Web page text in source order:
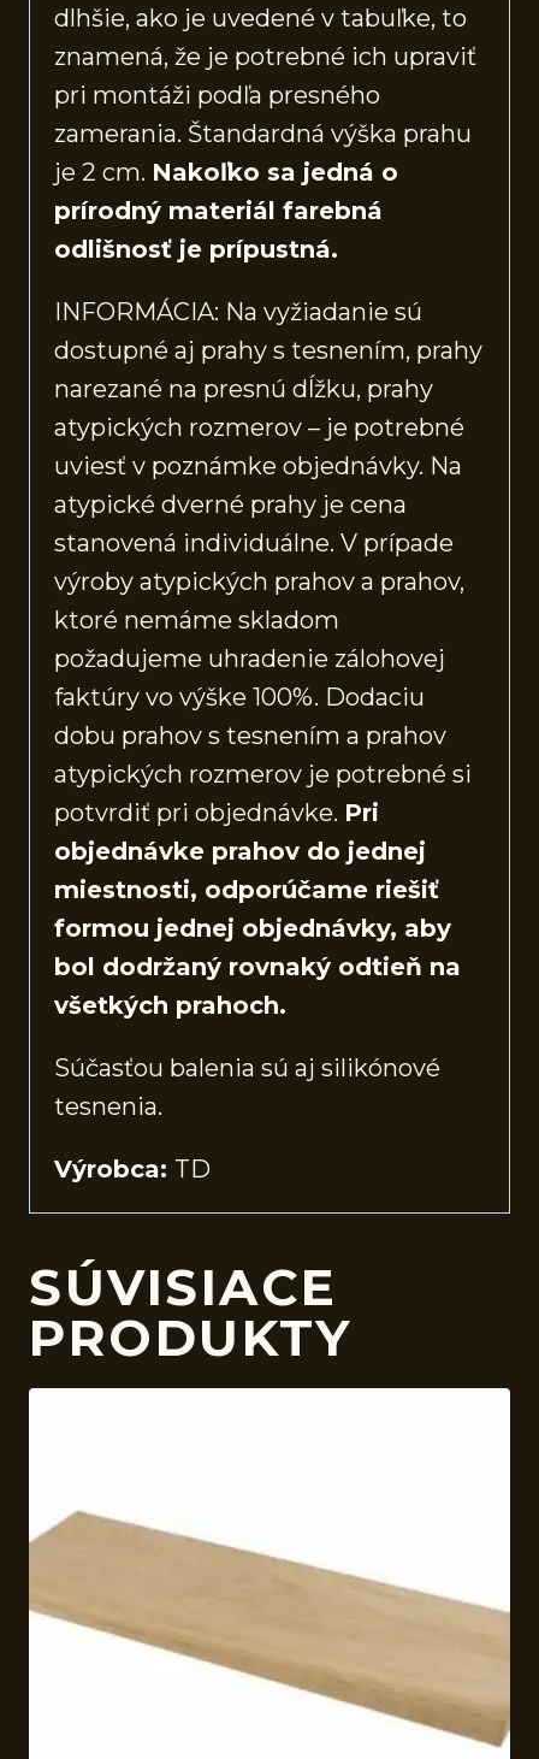
dlhšie, ako je uvedené v tabuľke, to
znamená, že je potrebné ich upraviť
pri montáži podľa presného
zamerania. Štandardná výška prahu
je 2 cm. Nakoľko sa jedná o
prírodný materiál farebná
odlišnosť je prípustná.
INFORMÁCIA: Na vyžiadanie sú
dostupné aj prahy s tesnením, prahy
narezané na presnú dĺžku, prahy
atypických rozmerov – je potrebné
uviesť v poznámke objednávky. Na
atypické dverné prahy je cena
stanovená individuálne. V prípade
výroby atypických prahov a prahov,
ktoré nemáme skladom
požadujeme uhradenie zálohovej
faktúry vo výške 100%. Dodaciu
dobu prahov s tesnením a prahov
atypických rozmerov je potrebné si
potvrdiť pri objednávke. Pri
objednávke prahov do jednej
miestnosti, odporúčame riešiť
formou jednej objednávky, aby
bol dodržaný rovnaký odtieň na
všetkých prahoch.
Súčasťou balenia sú aj silikónové
tesnenia.
Výrobca: TD
SÚVISIACE
PRODUKTY